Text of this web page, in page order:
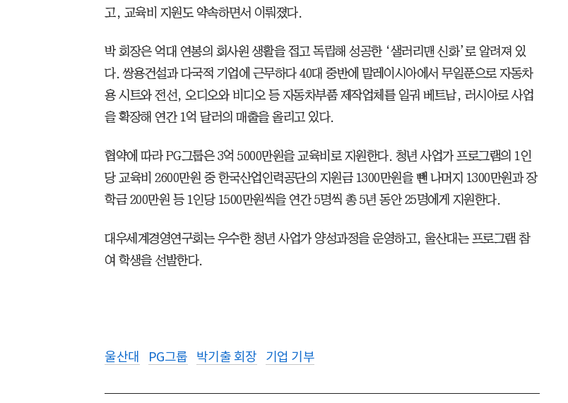
고, 교육비 지원도 약속하면서 이뤄졌다.
박 회장은 억대 연봉의 회사원 생활을 접고 독립해 성공한 ‘샐러리맨 신화’로 알려져 있
다. 쌍용건설과 다국적 기업에 근무하다 40대 중반에 말레이시아에서 무일푼으로 자동차
용 시트와 전선, 오디오와 비디오 등 자동차부품 제작업체를 일궈 베트남, 러시아로 사업
을 확장해 연간 1억 달러의 매출을 올리고 있다.
협약에 따라 PG그룹은 3억 5000만원을 교육비로 지원한다. 청년 사업가 프로그램의 1인
당 교육비 2600만원 중 한국산업인력공단의 지원금 1300만원을 뺀 나머지 1300만원과 장
학금 200만원 등 1인당 1500만원씩을 연간 5명씩 총 5년 동안 25명에게 지원한다.
대우세계경영연구회는 우수한 청년 사업가 양성과정을 운영하고, 울산대는 프로그램 참
여 학생을 선발한다.
울산대 PG그룹 박기출 회장 기업 기부